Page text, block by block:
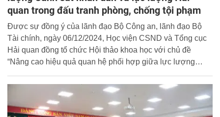
quan trong đấu tranh phòng, chống tội phạm
Được sự đồng ý của lãnh đạo Bộ Công an, lãnh đạo Bộ
Tài chính, ngày 06/12/2024, Học viện CSND và Tổng cục
Hải quan đồng tổ chức Hội thảo khoa học với chủ đề
“Nâng cao hiệu quả quan hệ phối hợp giữa lực lượng
phòng, chống tội phạm buôn lậu, gian lận thương mại, ma
túy tại các khu vực cửa khẩu, khu vực biên giới trong tình
hình mới”.